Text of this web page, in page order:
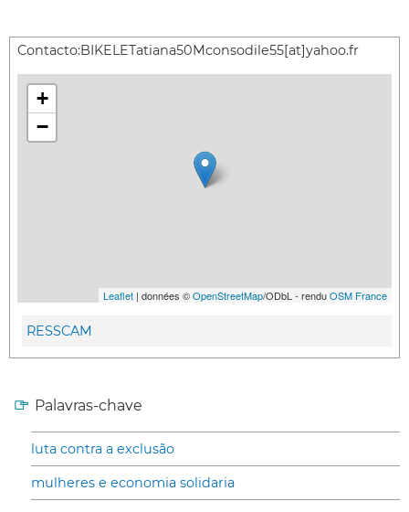
Contacto:BIKELETatiana50Mconsodile55[at]yahoo.fr
+
−
Leaflet | données ©OpenStreetMap/ODbL - renduOSM France
RESSCAM
Palavras-chave
luta contra a exclusão
mulheres e economia solidaria